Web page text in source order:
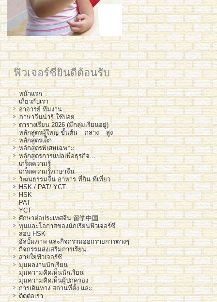
ฟิวเจอร์ซียินดีต้อนรับ
หน้าแรก
เกี่ยวกับเรา
อาจารย์ ทีมงาน
ภาษาจีนน่ารู้ ใช้บ่อย…
ตารางเรียน 2026 (มีกลุ่มเรียนอยู่)
หลักสูตรผู้ใหญ่ ขั้นต้น – กลาง – สูง
หลักสูตรเด็ก
หลักสูตรพิเศษเฉพาะ
หลักสูตรการแปลเพื่อธุรกิจ…
เกร็ดความรู้
เกร็ดความรู้ภาษาจีน
วัฒนธรรมจีน อาหาร ที่กิน ที่เที่ยว
HSK / PAT/ YCT
HSK
PAT
YCT
ศึกษาต่อประเทศจีน 留学中国
ทุนและโอกาสของนักเรียนฟิวเจอร์ซี
สอบ HSK
อัลบั้มภาพ และกิจกรรมออกรายการต่างๆ
กิจกรรมส่งเสริมการเรียน
สายใยฟิวเจอร์ซี
มุมผลงานนักเรียน
มุมความคิดเห็นนักเรียน
มุมความคิดเห็นผู้ปกครอง
การเดินทาง สถานที่ตั้ง และ…
ติดต่อเรา